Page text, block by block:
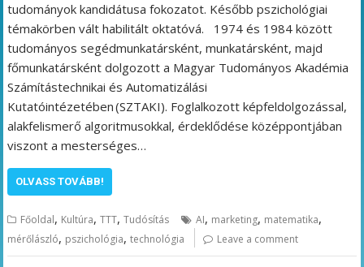
tudományok kandidátusa fokozatot. Később pszichológiai
témakörben vált habilitált oktatóvá. 1974 és 1984 között
tudományos segédmunkatársként, munkatársként, majd
főmunkatársként dolgozott a Magyar Tudományos Akadémia
Számítástechnikai és Automatizálási
Kutatóintézetében (SZTAKI). Foglalkozott képfeldolgozással,
alakfelismerő algoritmusokkal, érdeklődése középpontjában
viszont a mesterséges…
OLVASS TOVÁBB!
Főoldal, Kultúra,TTT,Tudósítás AI, marketing, matematika,
mérőlászló, pszichológia,technológia Leave a comment